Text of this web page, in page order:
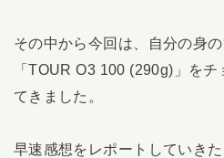
その中から今回は、自分の身
「TOUR O3 100 (290g)」を
てきました。
早速感想をレポートしていきた